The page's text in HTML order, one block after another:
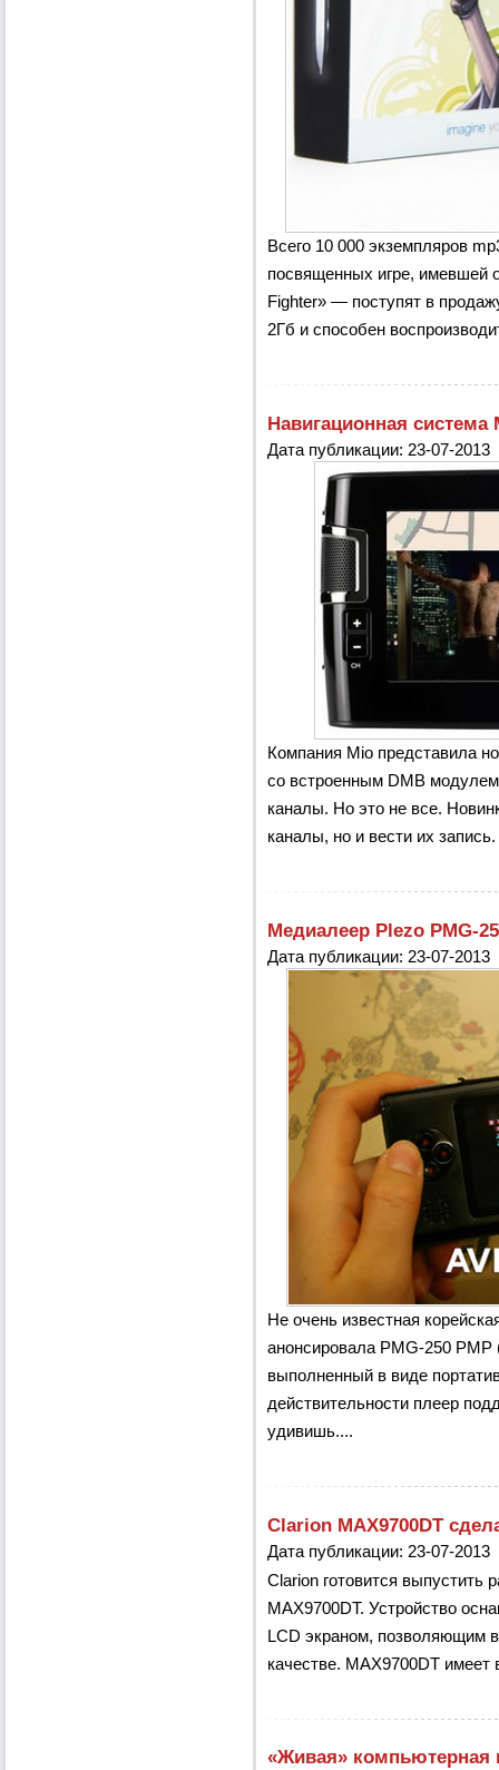
Всего 10 000 экземпляров
посвященных игре, имевшей
Fighter» — поступят в
2Гб и способен
Навигационная
Дата публикации: 23-07-2013
Компания Mio представила
со встроенным DMB
каналы. Но это не все.
каналы, но и вести их
Медиалеер Plezo PMG-
Дата публикации: 23-07-2013
Не очень известная
анонсировала PMG-250
выполненный в виде
действительности плеер
удивишь....
Clarion MAX9700DT
Дата публикации: 23-07-2013
Clarion готовится выпустить
MAX9700DT. Устройство
LCD экраном, позволяющим
качестве. MAX9700DT имеет
«Живая»